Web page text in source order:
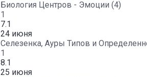
Биология Центров - Эмоции (4)
1
7.1
24 июня
Селезенка, Ауры Типов и
1
8.1
25 июня